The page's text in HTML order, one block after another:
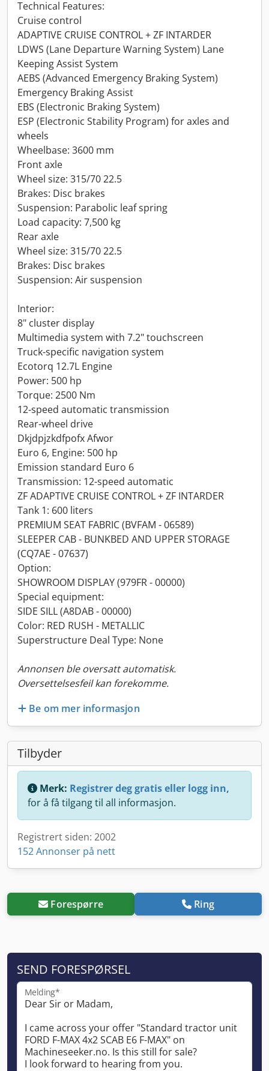
Technical Features:
Cruise control
ADAPTIVE CRUISE CONTROL + ZF INTARDER
LDWS (Lane Departure Warning System) Lane
Keeping Assist System
AEBS (Advanced Emergency Braking System)
Emergency Braking Assist
EBS (Electronic Braking System)
ESP (Electronic Stability Program) for axles and
wheels
Wheelbase: 3600 mm
Front axle
Wheel size: 315/70 22.5
Brakes: Disc brakes
Suspension: Parabolic leaf spring
Load capacity: 7,500 kg
Rear axle
Wheel size: 315/70 22.5
Brakes: Disc brakes
Suspension: Air suspension
Interior:
8" cluster display
Multimedia system with 7.2" touchscreen
Truck-specific navigation system
Ecotorq 12.7L Engine
Power: 500 hp
Torque: 2500 Nm
12-speed automatic transmission
Rear-wheel drive
Dkjdpjzkdfpofx Afwor
Euro 6, Engine: 500 hp
Emission standard Euro 6
Transmission: 12-speed automatic
ZF ADAPTIVE CRUISE CONTROL + ZF INTARDER
Tank 1: 600 liters
PREMIUM SEAT FABRIC (BVFAM - 06589)
SLEEPER CAB - BUNKBED AND UPPER STORAGE
(CQ7AE - 07637)
Option:
SHOWROOM DISPLAY (979FR - 00000)
Special equipment:
SIDE SILL (A8DAB - 00000)
Color: RED RUSH - METALLIC
Superstructure Deal Type: None
Annonsen ble oversatt automatisk.
Oversettelsesfeil kan forekomme.
Be om mer informasjon
Tilbyder
Merk: Registrer deg gratis eller logg inn,
for å få tilgang til all informasjon.
Registrert siden: 2002
152 Annonser på nett
Forespørre Ring
SEND FORESPØRSEL
Melding*